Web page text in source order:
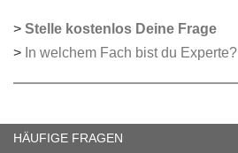
> Stelle kostenlos Deine Frage
> In welchem Fach bist du Experte?
HÄUFIGE FRAGEN